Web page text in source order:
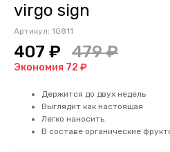
virgo sign
Артикул: 10811
407 ₽ 479 ₽
Экономия 72 ₽
Держится до двух недель
Выглядит как настоящая
Легко наносить
В составе органические